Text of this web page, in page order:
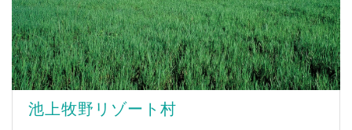
池上牧野リゾート村